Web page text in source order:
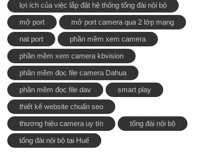
lợi ích của việc lắp đặt hệ thống tổng đài nội bộ
mở port mở port camera qua 2 lớp mạng
nat port phần mềm xem camera
phần mềm xem camera kbvision
phần mềm đọc file camera Dahua
phần mềm đọc file dav smart play
thiết kế website chuẩn seo
thương hiệu camera uy tín tổng đài nội bộ
tổng đài nội bộ tại Huế